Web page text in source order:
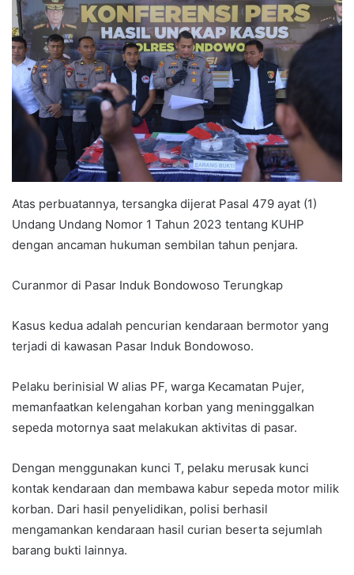
Atas perbuatannya, tersangka dijerat Pasal 479 ayat (1)
Undang Undang Nomor 1 Tahun 2023 tentang KUHP
dengan ancaman hukuman sembilan tahun penjara.
Curanmor di Pasar Induk Bondowoso Terungkap
Kasus kedua adalah pencurian kendaraan bermotor yang
terjadi di kawasan Pasar Induk Bondowoso.
Pelaku berinisial W alias PF, warga Kecamatan Pujer,
memanfaatkan kelengahan korban yang meninggalkan
sepeda motornya saat melakukan aktivitas di pasar.
Dengan menggunakan kunci T, pelaku merusak kunci
kontak kendaraan dan membawa kabur sepeda motor milik
korban. Dari hasil penyelidikan, polisi berhasil
mengamankan kendaraan hasil curian beserta sejumlah
barang bukti lainnya.